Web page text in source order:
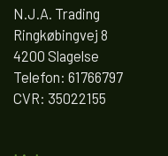
N.J.A. Trading
Ringkøbingvej 8
4200 Slagelse
Telefon: 61766797
CVR: 35022155